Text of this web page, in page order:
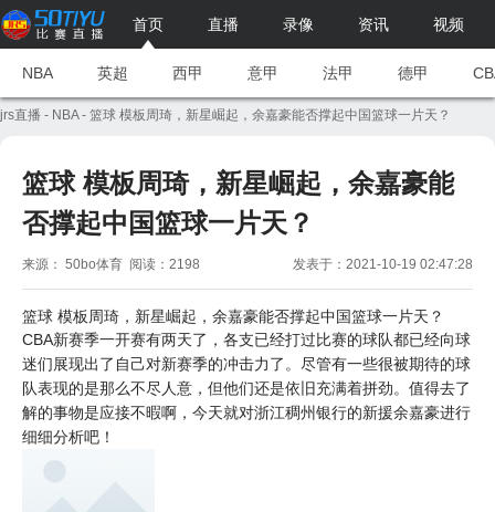
首页 直播 录像 资讯 视频
NBA 英超 西甲 意甲 法甲 德甲
jrs直播 - NBA- 篮球 模板周琦，新星崛起，余嘉豪能否撑起中国篮球一片天？
篮球 模板周琦，新星崛起，余嘉豪能
否撑起中国篮球一片天？
来源： 50bo体育 阅读：2198 发表于：2021-10-19 02:47:28
篮球 模板周琦，新星崛起，余嘉豪能否撑起中国篮球一片天？
CBA新赛季一开赛有两天了，各支已经打过比赛的球队都已经向球
迷们展现出了自己对新赛季的冲击力了。尽管有一些很被期待的球
队表现的是那么不尽人意，但他们还是依旧充满着拼劲。值得去了
解的事物是应接不暇啊，今天就对浙江稠州银行的新援余嘉豪进行
细细分析吧！